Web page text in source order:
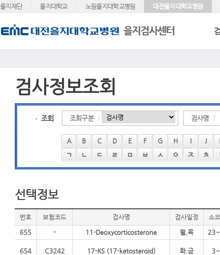
을지재단 을지대학교 노원을지대학교병원 대전을지대학교병원
검사정보조회
조회 조회구분 검사명
A B C D E F G H I J
ㄱ ㄴ ㄷ ㄹ ㅁ ㅂ ㅅ ㅇ ㅈ ㅊ
선택정보
번호 보험코드 검사명 검사일정 소
655 - 11-Deoxycorticosterone 월,목
654 C3242 17-KS (17-ketosteroid) 화,금